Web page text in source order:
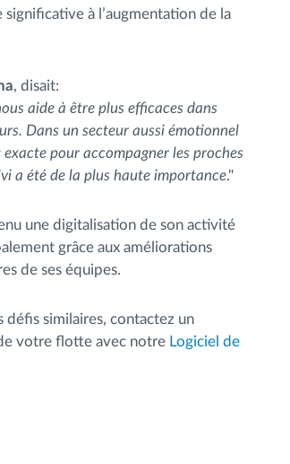
à l’augmentation de la
, disait:
aide à être plus efficaces dans
Dans un secteur aussi émotionnel
pour accompagner les proches
a été de la plus haute importance."
une digitalisation de son activité
grâce aux améliorations
de ses équipes.
similaires, contactez un
votre flotte avec notre Logiciel de